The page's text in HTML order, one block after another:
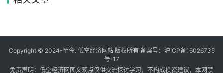
Copyright © 2024-至今. 低空经济网站 版权所有 备案号： 沪ICP备16026735
号-17
免责声明：低空经济网图文观点仅供交流探讨学习，不构成投资建议，本网禁